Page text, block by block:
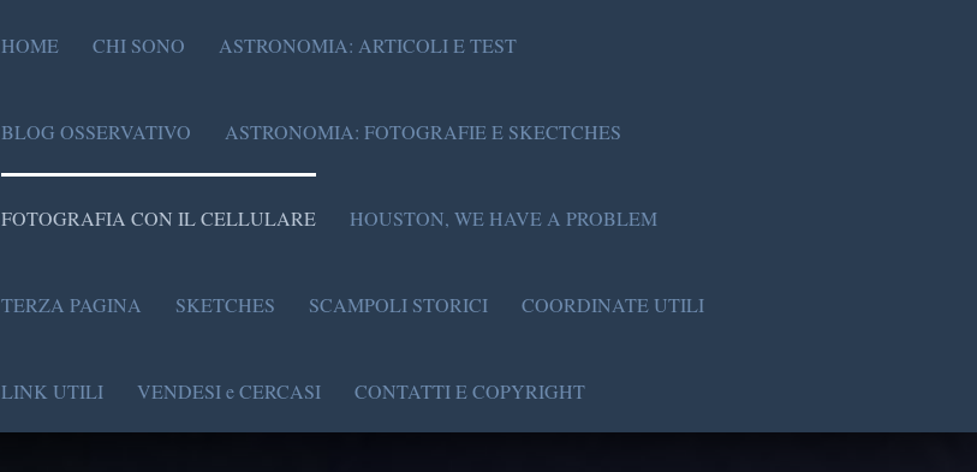
HOME CHI SONO ASTRONOMIA: ARTICOLI E TEST
BLOG OSSERVATIVO ASTRONOMIA: FOTOGRAFIE E SKECTCHES
FOTOGRAFIA CON IL CELLULARE HOUSTON, WE HAVE A PROBLEM
TERZA PAGINA SKETCHES SCAMPOLI STORICI COORDINATE UTILI
LINK UTILI VENDESI e CERCASI CONTATTI E COPYRIGHT